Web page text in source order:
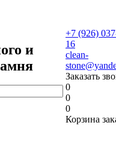
и
+7 (926)
16
clean-
Заказать
0
0
0
Корзина